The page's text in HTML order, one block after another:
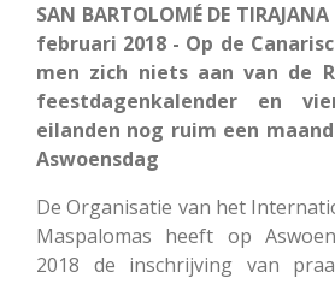
SAN BARTOLOMÉ DE
februari 2018 - Op de
men zich niets aan van de
feestdagenkalender en
eilanden nog ruim een
Aswoensdag
De Organisatie van het
Maspalomas heeft op
2018 de inschrijving van